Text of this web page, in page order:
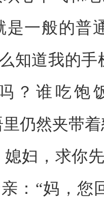
是一般的普
知道我的
？谁吃饱
仍然夹带
媳妇，求你
：“妈，您